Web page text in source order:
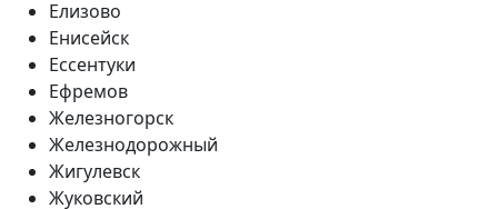
Елизово
Енисейск
Ессентуки
Ефремов
Железногорск
Железнодорожный
Жигулевск
Жуковский